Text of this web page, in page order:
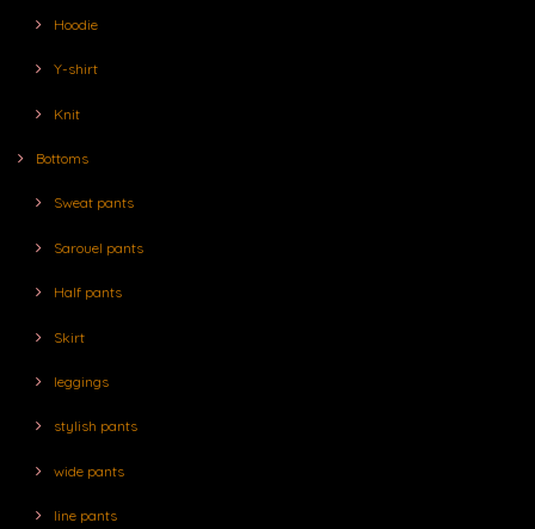
Hoodie
Y-shirt
Knit
Bottoms
Sweat pants
Sarouel pants
Half pants
Skirt
leggings
stylish pants
wide pants
line pants